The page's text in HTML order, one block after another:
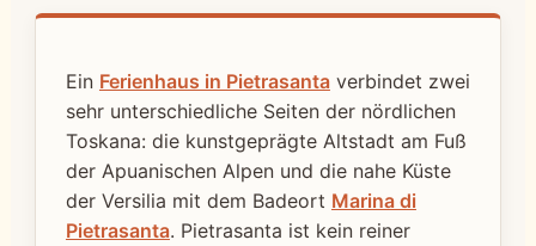
Ein Ferienhaus in Pietrasantaverbindet zwei
sehr unterschiedliche Seiten der nördlichen
Toskana: die kunstgeprägte Altstadt am Fuß
der Apuanischen Alpen und die nahe Küste
der Versilia mit dem Badeort Marina di
Pietrasanta. Pietrasanta ist kein reiner